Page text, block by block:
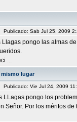
Publicado: Sab Jul 25, 2009
Llagas pongo las almas
...
mismo lugar
Publicado: Vie Jul 24, 2009
LLagas pongo los
Señor. Por los méritos